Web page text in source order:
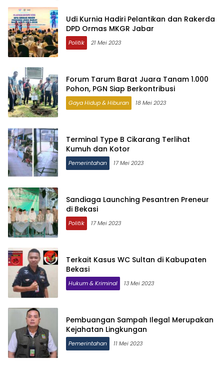
Udi Kurnia Hadiri Pelantikan dan Rakerda
DPD Ormas MKGR Jabar
Politik 21 Mei 2023
Forum Tarum Barat Juara Tanam 1.000
Pohon, PGN Siap Berkontribusi
Gaya Hidup & Hiburan 18 Mei 2023
Terminal Type B Cikarang Terlihat
Kumuh dan Kotor
Pemerintahan 17 Mei 2023
Sandiaga Launching Pesantren Preneur
di Bekasi
Politik 17 Mei 2023
Terkait Kasus WC Sultan di Kabupaten
Bekasi
Hukum & Kriminal 13 Mei 2023
Pembuangan Sampah Ilegal Merupakan
Kejahatan Lingkungan
Pemerintahan 11 Mei 2023